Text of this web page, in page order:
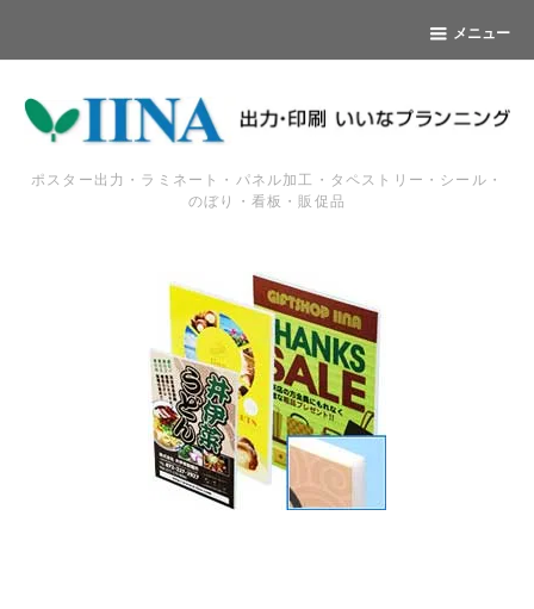
メニュー
ポスター出力・ラミネート・パネル加工・タペストリー・シール・
のぼり・看板・販促品